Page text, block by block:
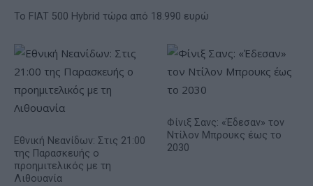
Το FIAT 500 Hybrid τώρα από 18.990 ευρώ
Εθνική Νεανίδων: Στις 21:00
της Παρασκευής ο
προημιτελικός με τη
Λιθουανία
Φίνιξ Σανς: «Έδεσαν» τον
Ντίλον Μπρουκς έως το
2030